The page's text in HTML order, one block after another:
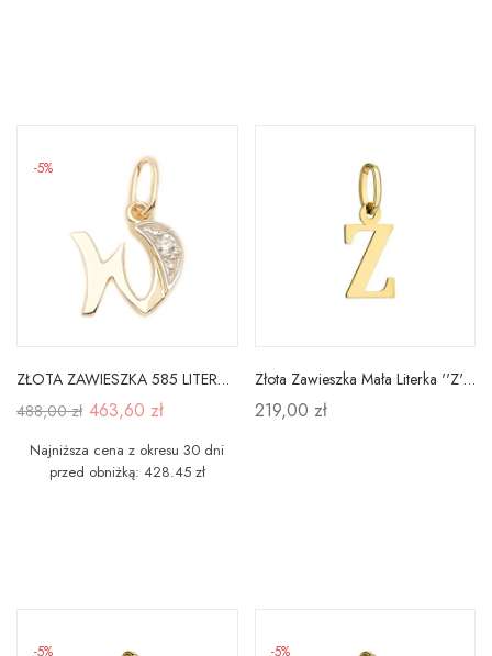
-5%
ZŁOTA ZAWIESZKA 585 LITERKA W Z CYRKONIĄ
488,00 zł 463,60 zł
Najniższa cena z okresu 30 dni
przed obniżką: 428.45 zł
Złota Zawieszka Mała Literka ''Z'' pr 585
219,00 zł
-5% -5%